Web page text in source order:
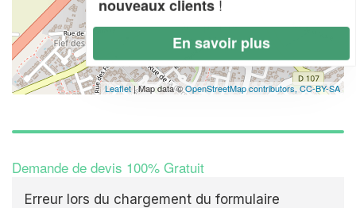
Leaflet| Map data ©OpenStreetMap contributors, CC-BY-SA
Demande de devis 100% Gratuit
Erreur lors du chargement du formulaire
nouveaux clients !
En savoir plus